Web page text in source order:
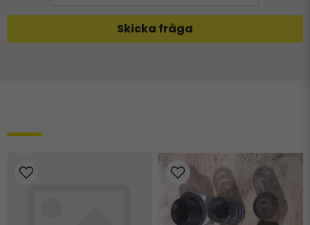
Skicka fråga